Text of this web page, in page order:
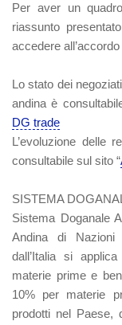
Per aver un
riassunto
accedere
Lo stato dei
andina è
DG trade
L’evoluzione delle
consultabile sul sito “
SISTEMA
Sistema Doganale
Andina di Nazioni
dall’Italia si
materie prime e
10% per materie
prodotti nel